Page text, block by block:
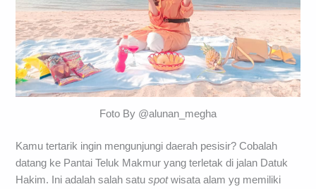
Foto By @alunan_megha
Kamu tertarik ingin mengunjungi daerah pesisir? Cobalah
datang ke Pantai Teluk Makmur yang terletak di jalan Datuk
Hakim. Ini adalah salah satuspotwisata alam yg memiliki